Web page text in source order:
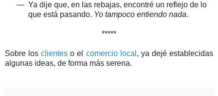
— Ya dije que, en las rebajas, encontré un reflejo de lo
que está pasando. Yo tampoco entiendo nada.
*****
Sobre losclientes o el comercio local , ya dejé establecidas
algunas ideas, de forma más serena.